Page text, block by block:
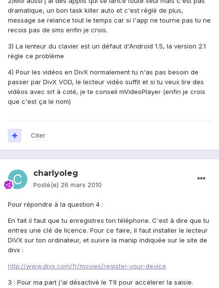
dramatique, un bon task killer auto et c'est réglé de plus,
message se relance tout le temps car si l'app ne tourne pas tu ne
recois pas de sms enfin je crois.
3) La lenteur du clavier est un défaut d'Android 1.5, la version 2.1
règle ce problème
4) Pour les vidéos en DivX normalement tu n'as pas besoin de
passer par DivX VOD, le lecteur vidéo suffit et si tu veux lire des
vidéos avec srt à coté, je te conseil mVideoPlayer (enfin je crois
que c'est ça le nom)
Citer
charlyoleg
Posté(e) 26 mars 2010
Pour répondre à la question 4 :
En fait il faut que tu enregistres ton téléphone. C'est à dire que tu
entres une clé de licence. Pour ce faire, il faut installer le lecteur
DIVX sur ton ordinateur, et suivre la manip indiquée sur le site de
divx :
http://www.divx.com/fr/movies/register-your-device
3 : Pour ma part j'ai désactivé le T9 pour accélerer la saisie.